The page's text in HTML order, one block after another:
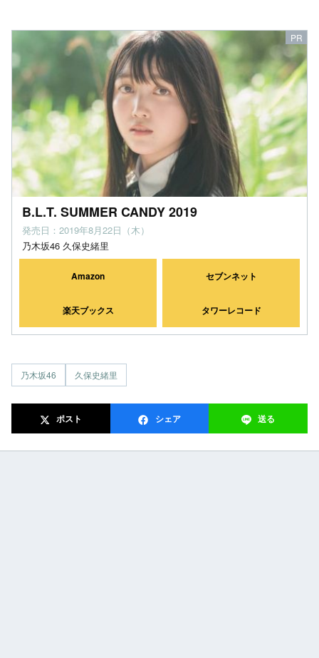
B.L.T. SUMMER CANDY 2019
発売日：2019年8月22日（木）
乃木坂46 久保史緒里
Amazon セブンネット
楽天ブックス タワーレコード
乃木坂46 久保史緒里
ポスト シェア 送る